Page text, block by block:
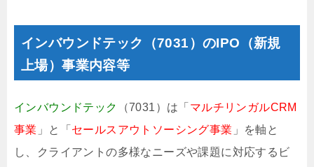
インバウンドテック（7031）のIPO（新規
上場）事業内容等
インバウンドテック （7031）は「 マルチリンガルCRM
事業 」と「 セールスアウトソーシング事業 」を軸と
し、クライアントの多様なニーズや課題に対応するビ